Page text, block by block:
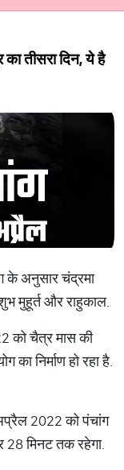
तीसरा दिन, ये है
के अनुसार चंद्रमा
मुहूर्त और राहुकाल.
को चैत्र मास की
का निर्माण हो रहा है.
2022 को पंचांग
28 मिनट तक रहेगा.